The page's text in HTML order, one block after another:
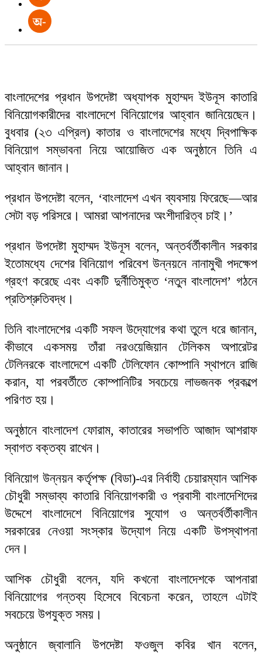
বাংলাদেশের প্রধান উপদেষ্টা অধ্যাপক মুহাম্মদ ইউনূস কাতারি
বিনিয়োগকারীদের বাংলাদেশে বিনিয়োগের আহ্বান জানিয়েছেন।
বুধবার (২৩ এপ্রিল) কাতার ও বাংলাদেশের মধ্যে দ্বিপাক্ষিক
বিনিয়োগ সম্ভাবনা নিয়ে আয়োজিত এক অনুষ্ঠানে তিনি এ
আহ্বান জানান।
প্রধান উপদেষ্টা বলেন, ‘বাংলাদেশ এখন ব্যবসায় ফিরেছে—আর
সেটা বড় পরিসরে। আমরা আপনাদের অংশীদারিত্ব চাই।’
প্রধান উপদেষ্টা মুহাম্মদ ইউনূস বলেন, অন্তর্বর্তীকালীন সরকার
ইতোমধ্যে দেশের বিনিয়োগ পরিবেশ উন্নয়নে নানামুখী পদক্ষেপ
গ্রহণ করেছে এবং একটি দুর্নীতিমুক্ত ‘নতুন বাংলাদেশ’ গঠনে
প্রতিশ্রুতিবদ্ধ।
তিনি বাংলাদেশের একটি সফল উদ্যোগের কথা তুলে ধরে জানান,
কীভাবে একসময় তাঁরা নরওয়েজিয়ান টেলিকম অপারেটর
টেলিনরকে বাংলাদেশে একটি টেলিফোন কোম্পানি স্থাপনে রাজি
করান, যা পরবর্তীতে কোম্পানিটির সবচেয়ে লাভজনক প্রকল্পে
পরিণত হয়।
অনুষ্ঠানে বাংলাদেশ ফোরাম, কাতারের সভাপতি আজাদ আশরাফ
স্বাগত বক্তব্য রাখেন।
বিনিয়োগ উন্নয়ন কর্তৃপক্ষ (বিডা)-এর নির্বাহী চেয়ারম্যান আশিক
চৌধুরী সম্ভাব্য কাতারি বিনিয়োগকারী ও প্রবাসী বাংলাদেশিদের
উদ্দেশে বাংলাদেশে বিনিয়োগের সুযোগ ও অন্তর্বর্তীকালীন
সরকারের নেওয়া সংস্কার উদ্যোগ নিয়ে একটি উপস্থাপনা
দেন।
আশিক চৌধুরী বলেন, যদি কখনো বাংলাদেশকে আপনারা
বিনিয়োগের গন্তব্য হিসেবে বিবেচনা করেন, তাহলে এটাই
সবচেয়ে উপযুক্ত সময়।
অনুষ্ঠানে জ্বালানি উপদেষ্টা ফওজুল কবির খান বলেন,